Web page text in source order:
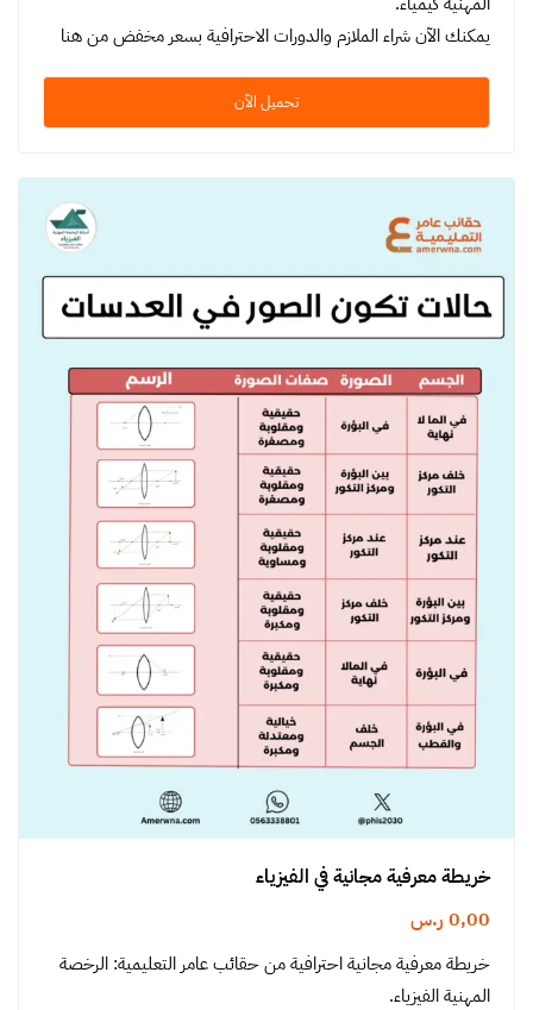
يمكنك الآن شراء الملازم والدورات الاحترافية بسعر مخفض من هنا
تحميل الآن
خريطة معرفية مجانية في الفيزياء
0,00 ر.س
خريطة معرفية مجانية احترافية من حقائب عامر التعليمية: الرخصة
المهنية الفيزياء.